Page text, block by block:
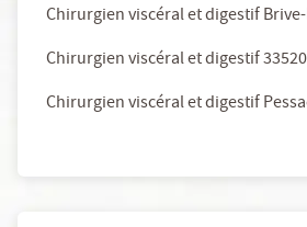
Chirurgien viscéral et digestif
Chirurgien viscéral et digestif
Chirurgien viscéral et digestif